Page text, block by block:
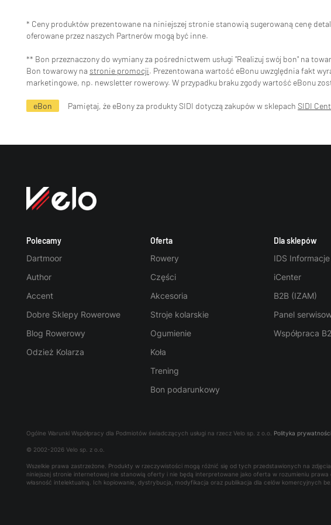
* Ceny produktów prezentowane na niniejszej stronie stanowią sugerowaną cenę
oferowane przez naszych Partnerów mogą być inne.
** Bon przeznaczony do wymiany za pośrednictwem usługi "Realizuj swój bon" na
Bon towarowy na stronie promocji. Prezentowana wartość eBonu uwzględnia fakt
marketingowe, np. newsletter rowerowy. W przypadku braku zgody wartość eBonu
eBon Pamiętaj, że eBony za produkty SIDI dotyczą zakupów w sklepach SIDI
Polecamy
Dartmoor
Author
Accent
Dobre Sklepy Rowerowe
Blog Rowerowy
Odzież Kolarza
Oferta
Rowery
Części
Akcesoria
Stroje kolarskie
Ogumienie
Koła
Trening
Bon podarunkowy
Dla sklepów
IDS
iCenter
B2B (IZAM)
Panel
Współpraca
Ogólne Warunki Współpracy dla Podmiotów świadczących usługi na rzecz Velo sp. z o.o. Polityka prywatności
© 2002-2026 Velo sp. z o.o.
Wszelkie prawa zastrzeżone. Produkty w rzeczywistości mogą różnić się od tych przedstawionych na
niniejszej stronie internetowej nie stanowią oferty i nie będą interpretowane jako oferta w rozumieniu
własność intelektualną. Ich kopiowanie, dystrybucja, modyfikacja oraz publikacja dla celów komercyjnych